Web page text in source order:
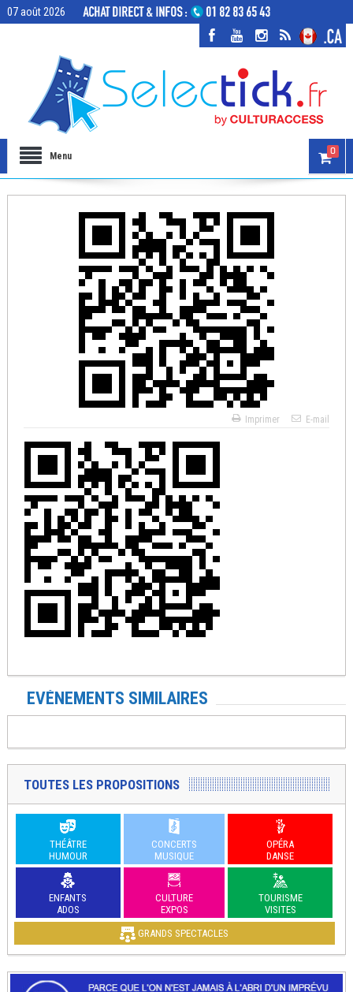
07 août 2026
Menu 0
Imprimer E-mail
EVÉNEMENTS SIMILAIRES
TOUTES LES PROPOSITIONS
THÉÂTRE
HUMOUR
CONCERTS
MUSIQUE
OPÉRA
DANSE
ENFANTS
ADOS
CULTURE
EXPOS
TOURISME
VISITES
GRANDS SPECTACLES